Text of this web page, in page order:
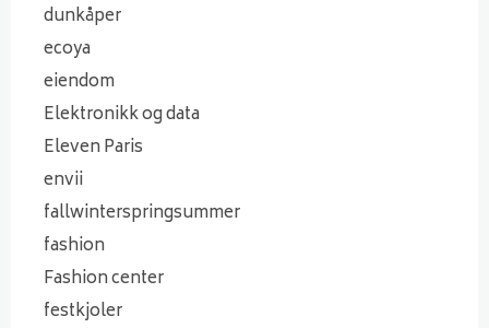
dunkåper
ecoya
eiendom
Elektronikk og data
Eleven Paris
envii
fallwinterspringsummer
fashion
Fashion center
festkjoler